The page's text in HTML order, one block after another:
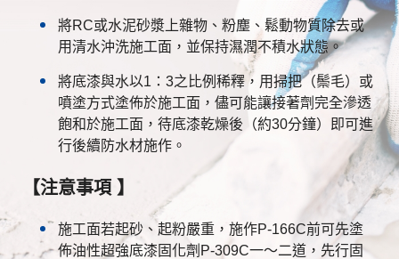
將RC或水泥砂漿上雜物、粉塵、鬆動物質除去或
用清水沖洗施工面，並保持濕潤不積水狀態。
將底漆與水以1：3之比例稀釋，用掃把（鬃毛）或
噴塗方式塗佈於施工面，儘可能讓接著劑完全滲透
飽和於施工面，待底漆乾燥後（約30分鐘）即可進
行後續防水材施作。
【注意事項 】
施工面若起砂、起粉嚴重，施作P-166C前可先塗
佈油性超強底漆固化劑P-309C一～二道，先行固